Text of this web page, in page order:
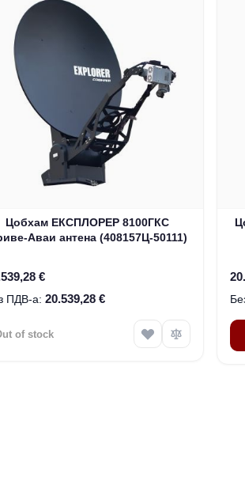
Цобхам ЕКСПЛОРЕР 8100ГКС
Аваи антена (408157Ц-50111)
€
20.539,28 €
of stock